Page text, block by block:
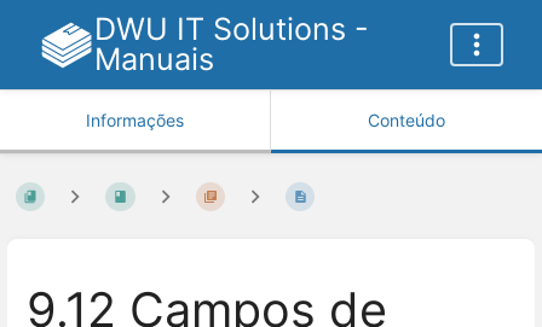
DWU IT Solutions -
Manuais
Informações Conteúdo
9.12 Campos de